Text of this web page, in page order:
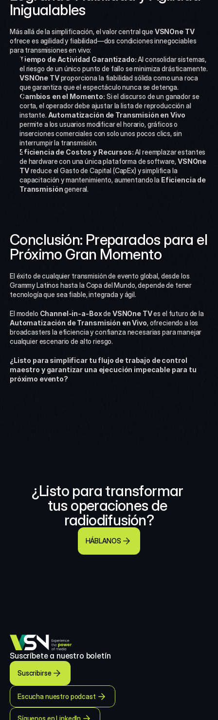
Inigualables
Más allá de la simplificación, el valor central que VSNOne TV
ofrece es agilidad y fiabilidad—dos condiciones innegociables
para transmisiones en vivo:
Tiempo de Actividad Garantizado: Al consolidar sistemas,
VSNOne TV proporciona la fiabilidad sólida como una roca
que garantiza que el espectáculo nunca se detenga.
Cambios en el Momento: Si el discurso de un ganador se
corta, el operador debe ajustar la lista de reproducción al
instante. Automatización de Transmisión en Vivo
permite a los usuarios modificar el horario, gráficos o
inserciones comerciales con solo unos pocos clics, sin
interrumpir la transmisión.
Eficiencia de Costos y Recursos: Al reemplazar estantes
de hardware con una única plataforma de software, VSNOne
TV reduce el Gasto de Capital (CapEx) y simplifica la
capacitación y mantenimiento, aumentando la Eficiencia de
Transmisión general.
Conclusión: Preparados para el
Próximo Gran Momento
El éxito de cualquier transmisión de evento global, desde los
Grammy Latinos hasta la Copa del Mundo, depende de tener
tecnología que sea fiable, integrada y ágil.
El modelo Channel-in-a-Box de VSNOne TV
es el futuro de la
Automatización de Transmisión en Vivo, ofreciendo a los
broadcasters la eficiencia y confianza necesarias para manejar
cualquier escenario de alto riesgo.
¿Listo para simplificar tu flujo de trabajo de control
maestro y garantizar una ejecución impecable para tu
próximo evento?
¿Listo para transformar
tus operaciones de
radiodifusión?
HÁBLANOS
Suscríbete a nuestro boletín
Suscribirse
Escucha nuestro podcast
Síguenos en LinkedIn